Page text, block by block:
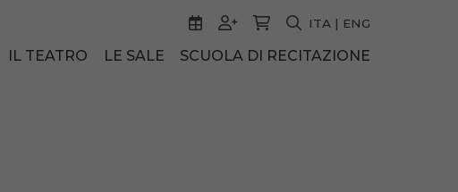
ITA | ENG
IL TEATRO LE SALE SCUOLA DI RECITAZIONE